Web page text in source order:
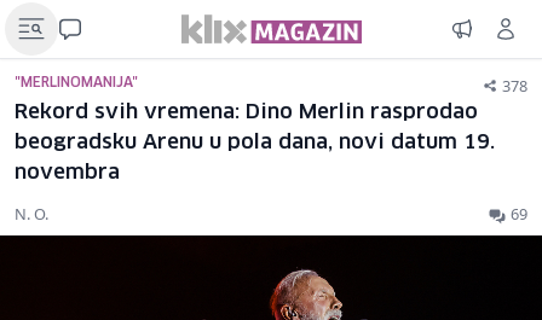
"MERLINOMANIJA" 378
Rekord svih vremena: Dino Merlin rasprodao
beogradsku Arenu u pola dana, novi datum 19.
novembra
N. O. 69